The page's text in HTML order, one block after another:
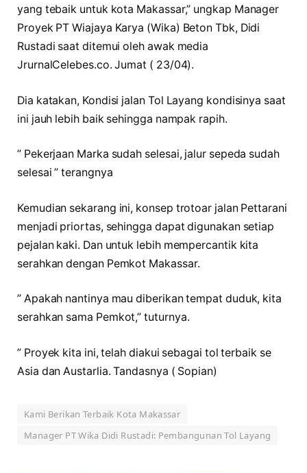
yang tebaik untuk kota Makassar,” ungkap Manager
Proyek PT Wiajaya Karya (Wika) Beton Tbk, Didi
Rustadi saat ditemui oleh awak media
JrurnalCelebes.co. Jumat ( 23/04).
Dia katakan, Kondisi jalan Tol Layang kondisinya saat
ini jauh lebih baik sehingga nampak rapih.
” Pekerjaan Marka sudah selesai, jalur sepeda sudah
selesai ” terangnya
Kemudian sekarang ini, konsep trotoar jalan Pettarani
menjadi priortas, sehingga dapat digunakan setiap
pejalan kaki. Dan untuk lebih mempercantik kita
serahkan dengan Pemkot Makassar.
” Apakah nantinya mau diberikan tempat duduk, kita
serahkan sama Pemkot,” tuturnya.
” Proyek kita ini, telah diakui sebagai tol terbaik se
Asia dan Austarlia. Tandasnya ( Sopian)
Kami Berikan Terbaik Kota Makassar
Manager PT Wika Didi Rustadi: Pembangunan Tol Layang